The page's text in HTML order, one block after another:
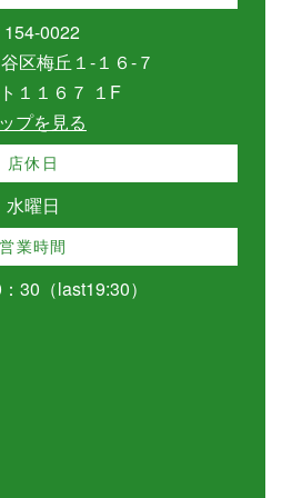
154-0022
区梅丘１-１６-７
１１６７ １F
プを見る
店休日
水曜日
営業時間
30（last19:30）